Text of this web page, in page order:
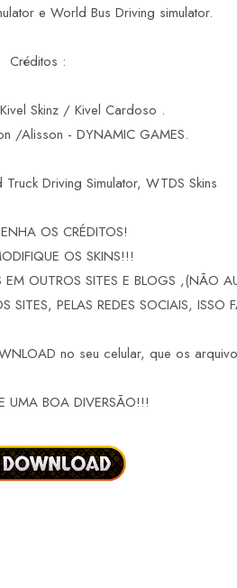
e World Bus Driving simulator.
Créditos :
Skinz / Kivel Cardoso .
/Alisson - DYNAMIC GAMES.
Driving Simulator, WTDS Skins
OS CRÉDITOS!
OS SKINS!!!
OUTROS SITES E BLOGS ,(NÃO
PELAS REDES SOCIAIS, ISSO
no seu celular, que os
UMA BOA DIVERSÃO!!!